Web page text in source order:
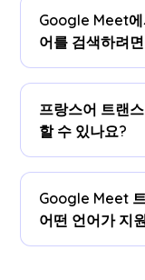
언어를 프랑스
시간 프랑스어
다.
Google Meet에
어를 검색하려
있습니다.프랑
오른쪽 버튼을
(Search for
프랑스어 트랜
할 수 있나요?
계기반
.선호하
사하고, 번역할
Google Meet
어떤 언어가 지